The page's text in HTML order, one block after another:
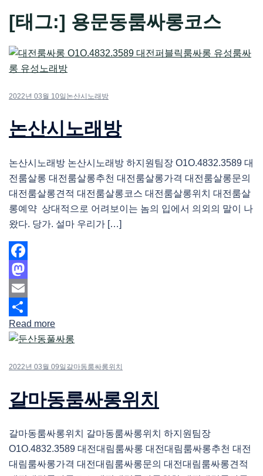
[태그:] 용문동룸싸롱코스
2022년 03월 10일 논산시노래방
논산시노래방
논산시노래방 논산시노래방 하지원팀장 O1O.4832.3589 대
전룸살롱 대전룸살롱추천 대전룸살롱가격 대전룸살롱문의
대전룸살롱견적 대전룸살롱코스 대전룸살롱위치 대전룸살
롱예약 상대적으로 어려보이는 놈의 입에서 의외의 말이 나
왔다. 당가. 설마 우리가 […]
Facebook
Mastodon
Email
Share
Read more
2022년 03월 09일 갈마동룸싸롱위치
갈마동룸싸롱위치
갈마동룸싸롱위치 갈마동룸싸롱위치 하지원팀장
O1O.4832.3589 대전대림룸싸롱 대전대림룸싸롱추천 대전
대림룸싸롱가격 대전대림룸싸롱문의 대전대림룸싸롱견적